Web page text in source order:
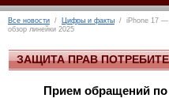
Все новости / Цифры и факты / iPhone 17 —
обзор линейки 2025
ЗАЩИТА ПРАВ
Прием обращений